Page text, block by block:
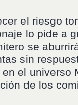
el riesgo
lo pide a
se
sin
el universo
de los